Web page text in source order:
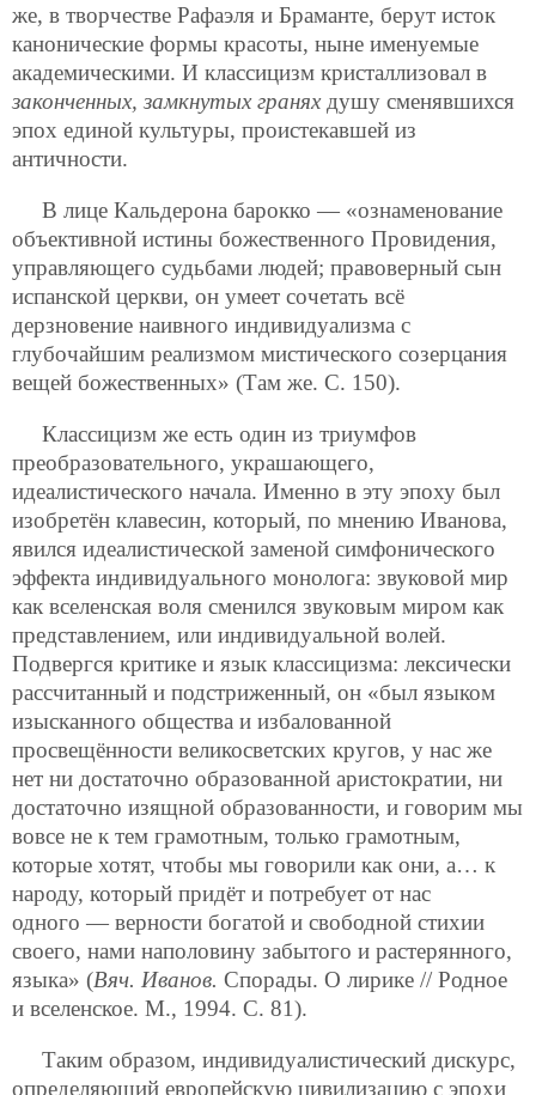
же, в творчестве Рафаэля и Браманте, берут исток
канонические формы красоты, ныне именуемые
академическими. И классицизм кристаллизовал в
законченных, замкнутых граняхдушу сменявшихся
эпох единой культуры, проистекавшей из
античности.
В лице Кальдерона барокко — «ознаменование
объективной истины божественного Провидения,
управляющего судьбами людей; правоверный сын
испанской церкви, он умеет сочетать всё
дерзновение наивного индивидуализма с
глубочайшим реализмом мистического созерцания
вещей божественных» (Там же. С. 150).
Классицизм же есть один из триумфов
преобразовательного, украшающего,
идеалистического начала. Именно в эту эпоху был
изобретён клавесин, который, по мнению Иванова,
явился идеалистической заменой симфонического
эффекта индивидуального монолога: звуковой мир
как вселенская воля сменился звуковым миром как
представлением, или индивидуальной волей.
Подвергся критике и язык классицизма: лексически
рассчитанный и подстриженный, он «был языком
изысканного общества и избалованной
просвещённости великосветских кругов, у нас же
нет ни достаточно образованной аристократии, ни
достаточно изящной образованности, и говорим мы
вовсе не к тем грамотным, только грамотным,
которые хотят, чтобы мы говорили как они, а… к
народу, который придёт и потребует от нас
одного — верности богатой и свободной стихии
своего, нами наполовину забытого и растерянного,
языка» (Вяч. Иванов. Спорады. О лирике // Родное
и вселенское. М., 1994. С. 81).
Таким образом, индивидуалистический дискурс,
определяющий европейскую цивилизацию с эпохи